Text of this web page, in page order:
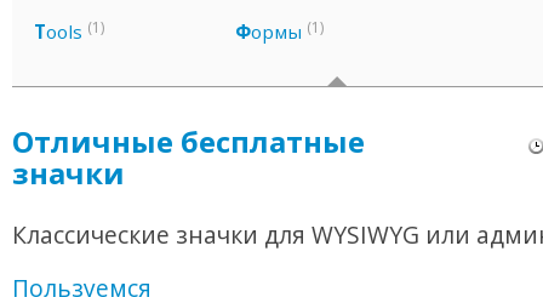
Tools (1) Формы (1)
Отличные бесплатные
значки
Классические значки для WYSIWYG или
Пользуемся